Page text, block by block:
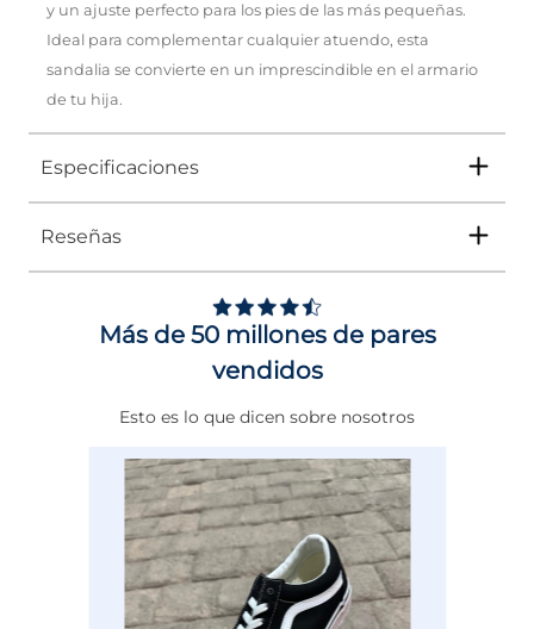
y un ajuste perfecto para los pies de las más pequeñas.
Ideal para complementar cualquier atuendo, esta
sandalia se convierte en un imprescindible en el armario
de tu hija.
Especificaciones
Tipo
Género Niña
DE 0 A 4 cms
NORMAL
BLANCO
Reseñas
Más de 50 millones de pares
vendidos
Esto es lo que dicen sobre nosotros